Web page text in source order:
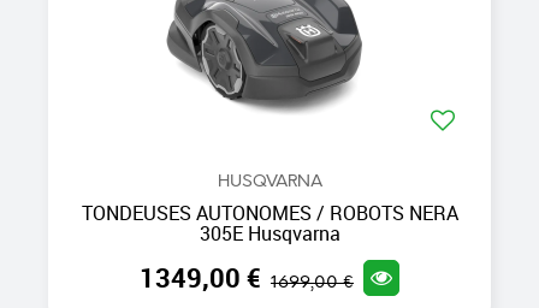
HUSQVARNA
TONDEUSES AUTONOMES / ROBOTS NERA
305E Husqvarna
1349,00 € 1699,00 €